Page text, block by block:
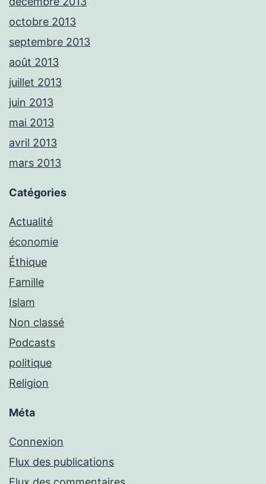
octobre 2013
septembre 2013
août 2013
juillet 2013
juin 2013
mai 2013
avril 2013
mars 2013
Catégories
Actualité
économie
Éthique
Famille
Islam
Non classé
Podcasts
politique
Religion
Méta
Connexion
Flux des publications